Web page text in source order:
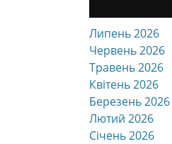
Липень 2026
Червень 2026
Травень 2026
Квітень 2026
Березень 2026
Лютий 2026
Січень 2026